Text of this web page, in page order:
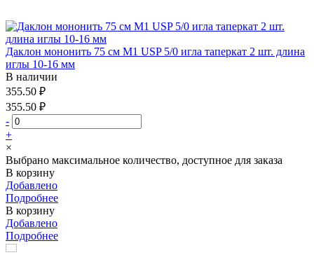
Даклон мононить 75 см М1 USP 5/0 игла таперкат 2 шт. длина
иглы 10-16 мм
В наличии
355.50 ₽
355.50 ₽
-
+
×
Выбрано максимальное количество, доступное для заказа
В корзину
Добавлено
Подробнее
В корзину
Добавлено
Подробнее